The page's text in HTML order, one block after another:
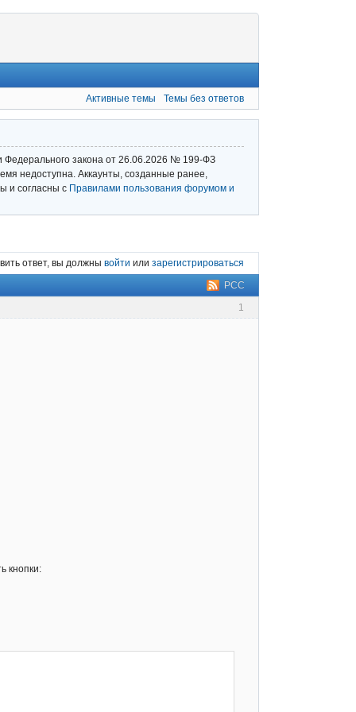
Активные темы Темы без ответов
Федерального закона от 26.06.2026 № 199‑ФЗ
недоступна. Аккаунты, созданные ранее,
и согласны с Правилами пользования форумом и
ответ, вы должны войти или зарегистрироваться
РСС
1
кнопки: